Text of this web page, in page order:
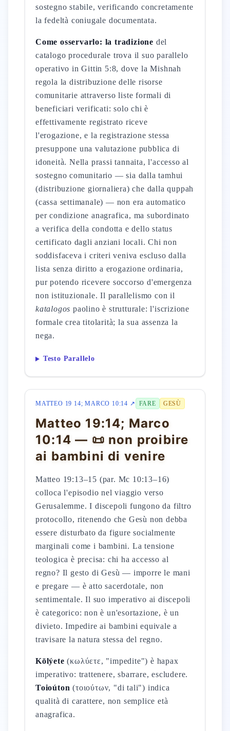
sostegno stabile, verificando concretamente
la fedeltà coniugale documentata.
Come osservarlo: la tradizione del
catalogo procedurale trova il suo parallelo
operativo in Gittin 5:8, dove la Mishnah
regola la distribuzione delle risorse
comunitarie attraverso liste formali di
beneficiari verificati: solo chi è
effettivamente registrato riceve
l'erogazione, e la registrazione stessa
presuppone una valutazione pubblica di
idoneità. Nella prassi tannaita, l'accesso al
sostegno comunitario — sia dalla tamhui
(distribuzione giornaliera) che dalla quppah
(cassa settimanale) — non era automatico
per condizione anagrafica, ma subordinato
a verifica della condotta e dello status
certificato dagli anziani locali. Chi non
soddisfaceva i criteri veniva escluso dalla
lista senza diritto a erogazione ordinaria,
pur potendo ricevere soccorso d'emergenza
non istituzionale. Il parallelismo con il
katalogos paolino è strutturale: l'iscrizione
formale crea titolarità; la sua assenza la
nega.
Testo Parallelo
MATTEO 19 14; MARCO 10:14 ↗ FARE GESÙ
Matteo 19:14; Marco
10:14 — 📜 non proibire
ai bambini di venire
Matteo 19:13–15 (par. Mc 10:13–16)
colloca l'episodio nel viaggio verso
Gerusalemme. I discepoli fungono da filtro
protocollo, ritenendo che Gesù non debba
essere disturbato da figure socialmente
marginali come i bambini. La tensione
teologica è precisa: chi ha accesso al
regno? Il gesto di Gesù — imporre le mani
e pregare — è atto sacerdotale, non
sentimentale. Il suo imperativo ai discepoli
è categorico: non è un'esortazione, è un
divieto. Impedire ai bambini equivale a
travisare la natura stessa del regno.
Kōlýete (κωλύετε, "impedite") è hapax
imperativo: trattenere, sbarrare, escludere.
Toioúton (τοιούτων, "di tali") indica
qualità di carattere, non semplice età
anagrafica.